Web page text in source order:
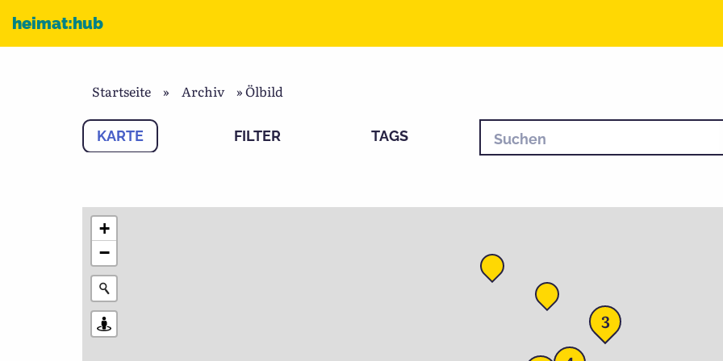
heimat:hub
Startseite » Archiv »Ölbild
KARTE FILTER TAGS
3
+
−